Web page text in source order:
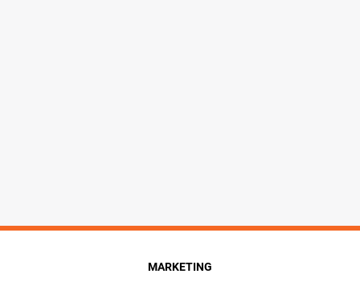
MARKETING